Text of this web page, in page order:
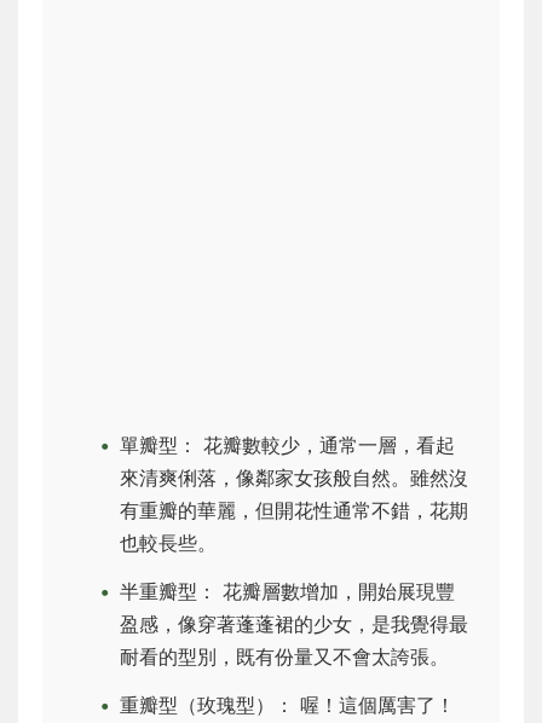
單瓣型： 花瓣數較少，通常一層，看起
來清爽俐落，像鄰家女孩般自然。雖然沒
有重瓣的華麗，但開花性通常不錯，花期
也較長些。
半重瓣型： 花瓣層數增加，開始展現豐
盈感，像穿著蓬蓬裙的少女，是我覺得最
耐看的型別，既有份量又不會太誇張。
重瓣型（玫瑰型）： 喔！這個厲害了！